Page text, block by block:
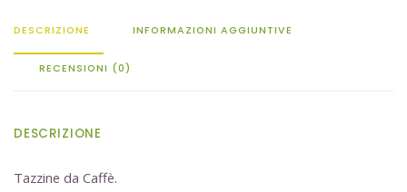
DESCRIZIONE INFORMAZIONI AGGIUNTIVE
RECENSIONI (0)
DESCRIZIONE
Tazzine da Caffè.